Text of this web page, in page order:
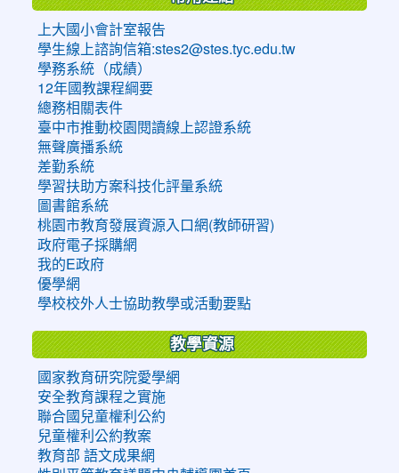
上大國小會計室報告
學生線上諮詢信箱:stes2@stes.tyc.edu.tw
學務系統（成績）
12年國教課程綱要
總務相關表件
臺中市推動校園閱讀線上認證系統
無聲廣播系統
差勤系統
學習扶助方案科技化評量系統
圖書館系統
桃園市教育發展資源入口網(教師研習)
政府電子採購網
我的E政府
優學網
學校校外人士協助教學或活動要點
教學資源
國家教育研究院愛學網
安全教育課程之實施
聯合國兒童權利公約
兒童權利公約教案
教育部 語文成果網